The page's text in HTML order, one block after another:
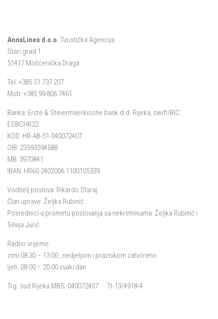
AnnaLinea d.o.o. Turistička Agencija
Stari grad 1
51417 Mošćenička Draga
Tel: +385 51 737 207
Mob: +385 99 806 7461
Banka: Erste & Steiermaerkische bank d.d. Rijeka, swift/BIC:
ESBCHR22
KOD: HR-AB-51-040072407
OIB: 23593594588
MB: 3970841
IBAN: HR60 2402006 1100105339
Voditelj poslova: Rikardo Staraj
Član uprave: Željka Rubinić
Posrednici u prometu poslovanja sa nekretninama: Željka Rubinić i
Silvija Jurić
Radno vrijeme:
zimi 08:30 – 13:00 , nedjeljom i praznikom zatvoreno
ljeti: 08:00 – 20:00 svaki dan
Trg. sud Rijeka MBS: 040072407 Tt-13/4918-4